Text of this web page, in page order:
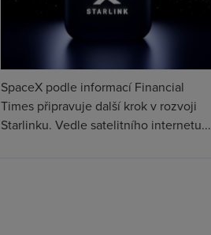
SpaceX podle informací Financial
Times připravuje další krok v rozvoji
Starlinku. Vedle satelitního internetu...